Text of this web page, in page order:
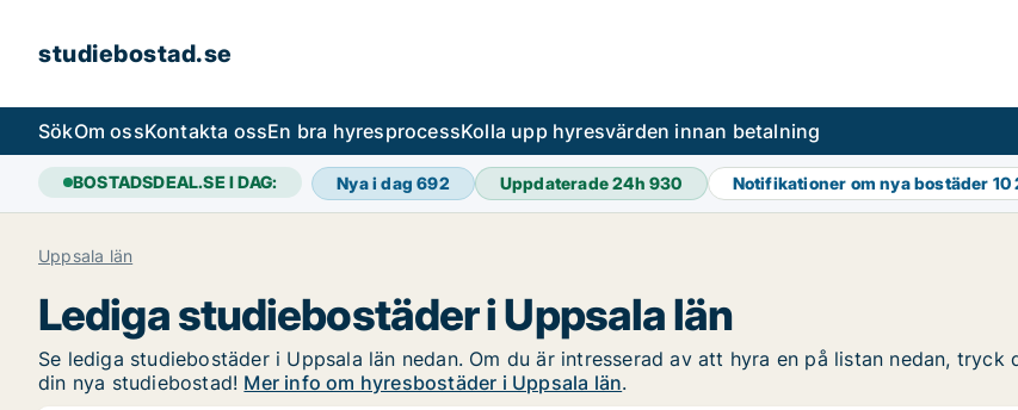
studiebostad.se
SökOm ossKontakta ossEn bra hyresprocessKolla upp hyresvärden innan betalning
BOSTADSDEAL.SE I DAG: Nya i dag692 Uppdaterade 24h930 Notifikationer om nya bostäder 10
Uppsala län
Lediga studiebostäder i Uppsala län
Se lediga studiebostäder i Uppsala län nedan. Om du är intresserad av att hyra en på listan nedan,
din nya studiebostad! Mer info om hyresbostäder i Uppsala län.